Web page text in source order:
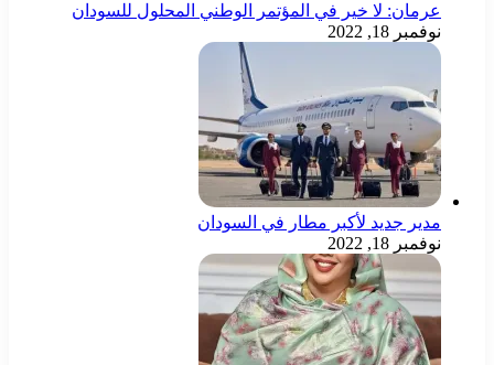
عرمان: لا خير في المؤتمر الوطني المحلول للسودان
نوفمبر 18, 2022
مدير جديد لأكبر مطار في السودان
نوفمبر 18, 2022